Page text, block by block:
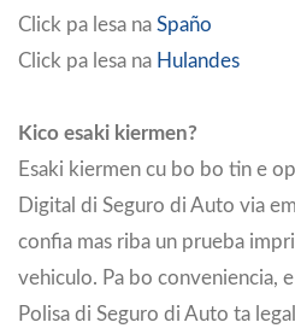
Click pa lesa na Spaño
Click pa lesa na Hulandes
Kico esaki kiermen?
Esaki kiermen cu bo bo tin e
Digital di Seguro di Auto via
confia mas riba un prueba
vehiculo. Pa bo conveniencia,
Polisa di Seguro di Auto ta